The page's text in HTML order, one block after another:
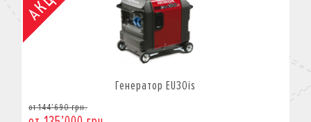
Генератор EU30is
от 144’690 грн.